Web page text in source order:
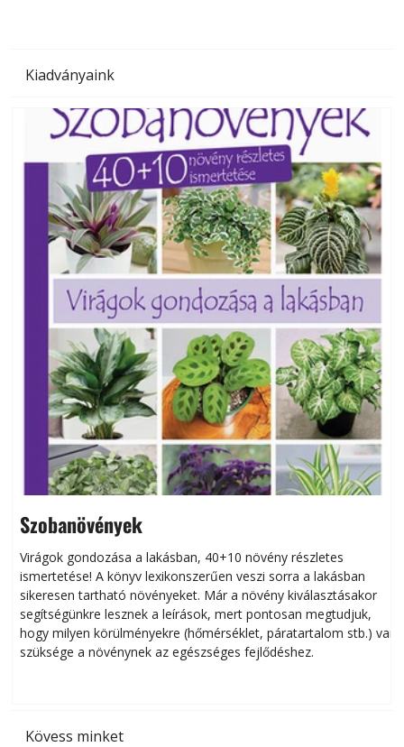
Kiadványaink
Szobanövények
Virágok gondozása a lakásban, 40+10 növény részletes
ismertetése! A könyv lexikonszerűen veszi sorra a lakásban
sikeresen tart­ha­tó növényeket. Már a növény kiválasztásakor
segítségünkre lesznek a leírások, mert pontosan megtudjuk,
hogy milyen körülményekre (hőmérséklet, páratartalom stb.) van
szüksége a növénynek az egészséges fejlődéshez.
Kövess minket